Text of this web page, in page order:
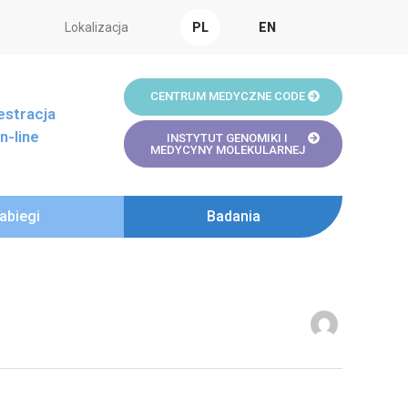
Lokalizacja PL EN
line
CENTRUM MEDYCZNE CODE
INSTYTUT GENOMIKI I
MEDYCYNY MOLEKULARNEJ
Badania